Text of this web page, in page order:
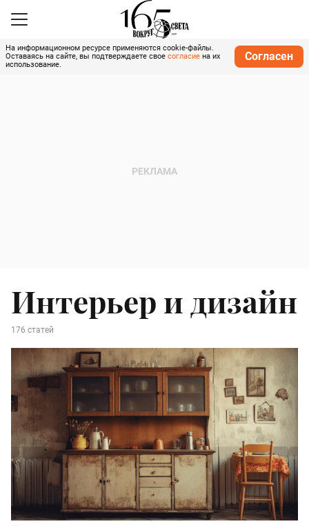
На информационном ресурсе применяются cookie-файлы.
Оставаясь на сайте, вы подтверждаете свое согласие на их
использование.
Согласен
Интерьер и дизайн
176 статей